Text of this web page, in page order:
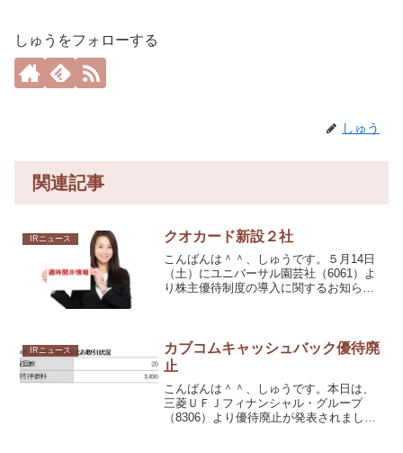
しゅうをフォローする
しゅう
関連記事
IRニュース クオカード新設２社
こんばんは＾＾、しゅうです。５月14日
（土）にユニバーサル園芸社（6061）よ
り株主優待制度の導入に関するお知らせ
IRニュース
カブコムキャッシュバック優待廃
止
こんばんは＾＾、しゅうです。本日は、
三菱ＵＦＪフィナンシャル・グループ
（8306）より優待廃止が発表されまし